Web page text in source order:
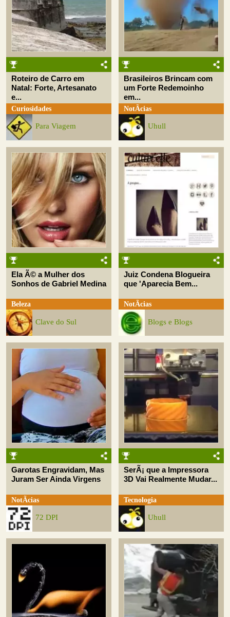
Roteiro de Carro em
Natal: Forte, Artesanato
e...
Curiosidades
Para Viagem
Brasileiros Brincam com
um Forte Redemoinho
em...
NotÃ­cias
Uhull
Ela Ã© a Mulher dos
Sonhos de Gabriel Medina
Beleza
Clave do Sul
Juiz Condena Blogueira
que 'Aparecia Bem...
NotÃ­cias
Blogs e Blogs
Garotas Engravidam, Mas
Juram Ser Ainda Virgens
NotÃ­cias
72 DPI
SerÃ¡ que a Impressora
3D Vai Realmente Mudar...
Tecnologia
Uhull